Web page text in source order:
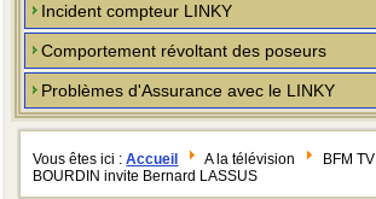
Incident compteur LINKY
Comportement révoltant des poseurs
Problèmes d'Assurance avec le LINKY
Vous êtes ici :Accueil A la télévision BFM TV
BOURDIN invite Bernard LASSUS